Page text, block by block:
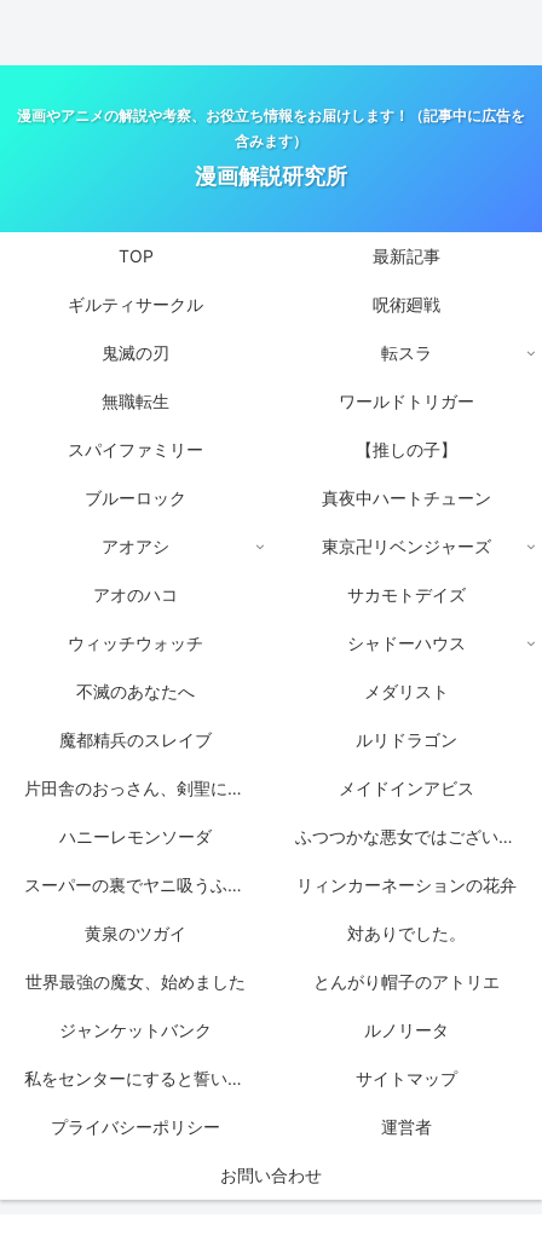
漫画やアニメの解説や考察、お役立ち情報をお届けします！（記事中に広告を
含みます）
漫画解説研究所
TOP 最新記事
ギルティサークル 呪術廻戦
鬼滅の刃 転スラ
無職転生 ワールドトリガー
スパイファミリー 【推しの子】
ブルーロック 真夜中ハートチューン
アオアシ 東京卍リベンジャーズ
アオのハコ サカモトデイズ
ウィッチウォッチ シャドーハウス
不滅のあなたへ メダリスト
魔都精兵のスレイブ ルリドラゴン
片田舎のおっさん、剣聖になる メイドインアビス
ハニーレモンソーダ ふつつかな悪女ではございますが
スーパーの裏でヤニ吸うふたり リィンカーネーションの花弁
黄泉のツガイ 対ありでした。
世界最強の魔女、始めました とんがり帽子のアトリエ
ジャンケットバンク ルノリータ
私をセンターにすると誓いますか？ サイトマップ
プライバシーポリシー 運営者
お問い合わせ